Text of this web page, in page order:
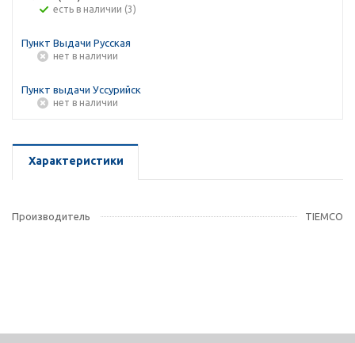
Есть в наличии (3)
Пункт Выдачи Русская
Нет в наличии
Пункт выдачи Уссурийск
Нет в наличии
Характеристики
Производитель TIEMCO